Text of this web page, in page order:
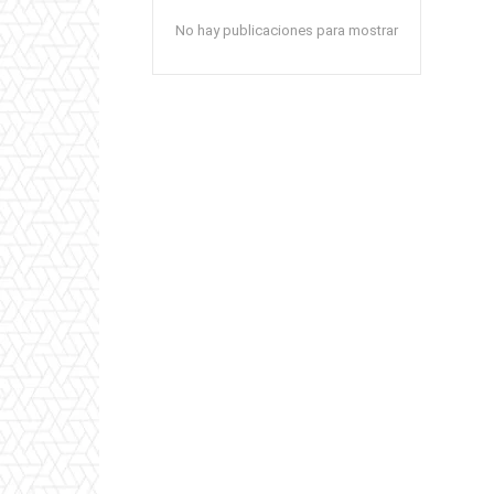
No hay publicaciones para mostrar